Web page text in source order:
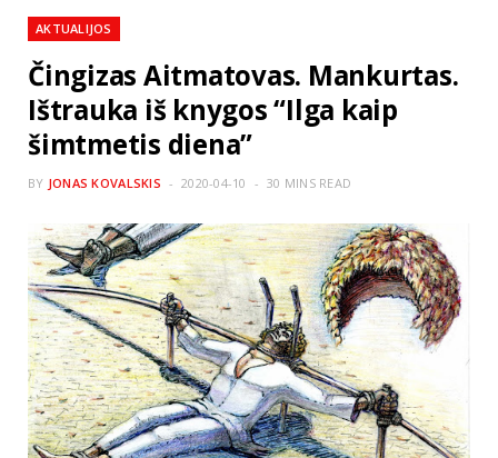
AKTUALIJOS
Čingizas Aitmatovas. Mankurtas.
Ištrauka iš knygos “Ilga kaip
šimtmetis diena”
BY JONAS KOVALSKIS 2020-04-10 30 MINS READ